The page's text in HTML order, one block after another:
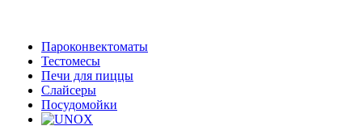
Пароконвектоматы
Тестомесы
Печи для пиццы
Слайсеры
Посудомойки